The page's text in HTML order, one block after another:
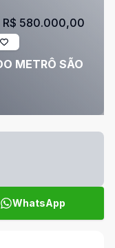
METRÔ SÃO
R$ 580.000,00
WhatsApp